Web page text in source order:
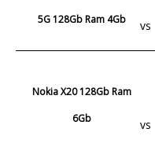
5G 128Gb Ram 4Gb
vs
Nokia X20 128Gb Ram
6Gb
vs